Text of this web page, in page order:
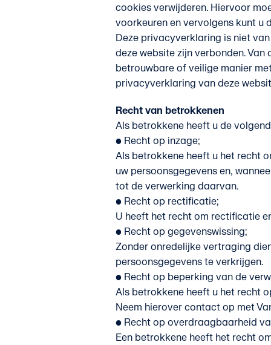
cookies verwijderen. Hiervoor
voorkeuren en vervolgens kunt u
Deze privacyverklaring is niet
deze website zijn verbonden.
betrouwbare of veilige manier
privacyverklaring van deze
Recht van betrokkenen
Als betrokkene heeft u de
• Recht op inzage;
Als betrokkene heeft u het recht
uw persoonsgegevens en,
tot de verwerking daarvan.
• Recht op rectificatie;
U heeft het recht om rectificatie
• Recht op gegevenswissing;
Zonder onredelijke vertraging
persoonsgegevens te verkrijgen.
• Recht op beperking van de
Als betrokkene heeft u het recht
Neem hierover contact op met
• Recht op overdraagbaarheid
Een betrokkene heeft het recht